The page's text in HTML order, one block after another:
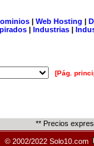
| Web Hosting |
| Industrias |
[Pág.
** Precios
© 2002/2022 Solo10.com